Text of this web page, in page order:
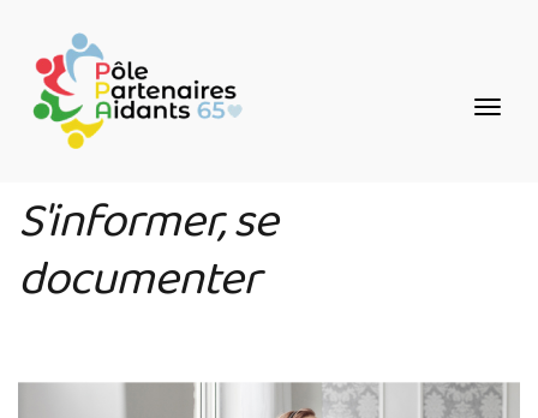
contenu
principal
S'informer, se
documenter